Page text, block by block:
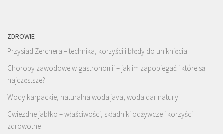
ZDROWIE
Przysiad Zerchera – technika, korzyści i błędy do uniknięcia
Choroby zawodowe w gastronomii – jak im zapobiegać i które są
najczęstsze?
Wody karpackie, naturalna woda java, woda dar natury
Gwiezdne jabłko – właściwości, składniki odżywcze i korzyści
zdrowotne